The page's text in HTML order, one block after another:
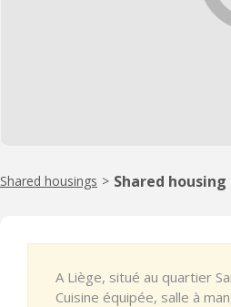
Shared housings > Shared housing
A Liège, situé au quartier
Cuisine équipée, salle à